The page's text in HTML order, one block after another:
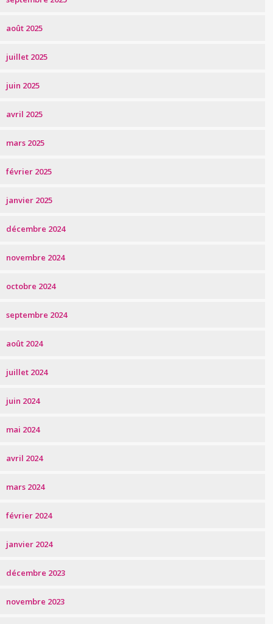
août 2025
juillet 2025
juin 2025
avril 2025
mars 2025
février 2025
janvier 2025
décembre 2024
novembre 2024
octobre 2024
septembre 2024
août 2024
juillet 2024
juin 2024
mai 2024
avril 2024
mars 2024
février 2024
janvier 2024
décembre 2023
novembre 2023